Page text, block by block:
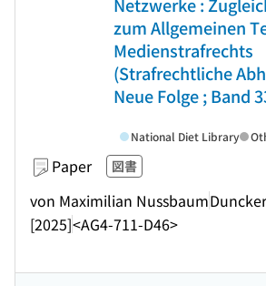
zum Allgemeinen
Medienstrafrechts
(Strafrechtliche
Neue Folge ; Band
Paper 図書
von Maximilian Nussbaum
[2025]<AG4-711-D46>
National Diet Library